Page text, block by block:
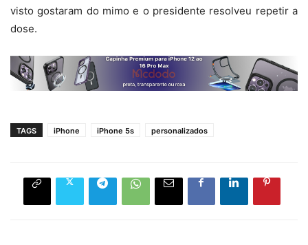
visto gostaram do mimo e o presidente resolveu repetir a
dose.
TAGS iPhone iPhone 5s personalizados